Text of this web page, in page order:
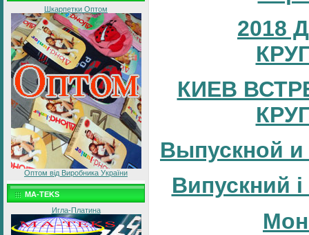
Шкарпетки Оптом
Оптом від Виробника України
MA-TEKS
Игла-Платина
2018
КИЕВ
Выпускной и
Випускний